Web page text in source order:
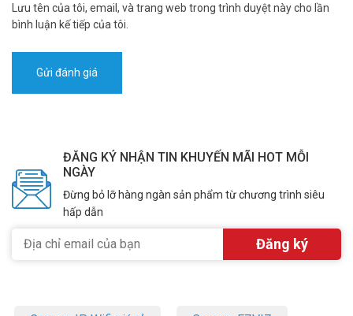
Lưu tên của tôi, email, và trang web trong trình duyệt này cho lần
bình luận kế tiếp của tôi.
ĐĂNG KÝ NHẬN TIN KHUYẾN MÃI HOT MỖI
NGÀY
Đừng bỏ lỡ hàng ngàn sản phẩm từ chương trình siêu
hấp dẫn